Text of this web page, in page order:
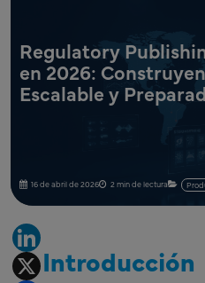
16 de abril de 2026 2 min de lectura
Regulatory
en 2026:
Escalable y
Introducción